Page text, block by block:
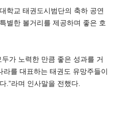
학교 태권도시범단의 축하 공연
별한 볼거리를 제공하며 좋은 호
가 노력한 만큼 좋은 성과를 거
를 대표하는 태권도 유망주들이
.”라며 인사말을 전했다.